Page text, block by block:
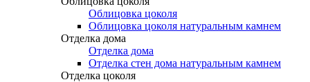
Облицовка цоколя
Облицовка цоколя натуральным камнем
Отделка дома
Отделка дома
Отделка стен дома натуральным камнем
Отделка цоколя